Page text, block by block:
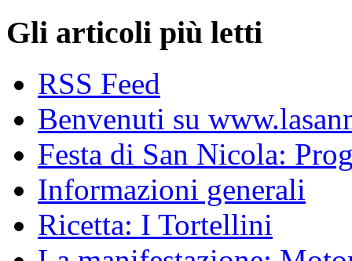
Gli articoli più letti
RSS Feed
Benvenuti su
Festa di San Nicola:
Informazioni generali
Ricetta: I Tortellini